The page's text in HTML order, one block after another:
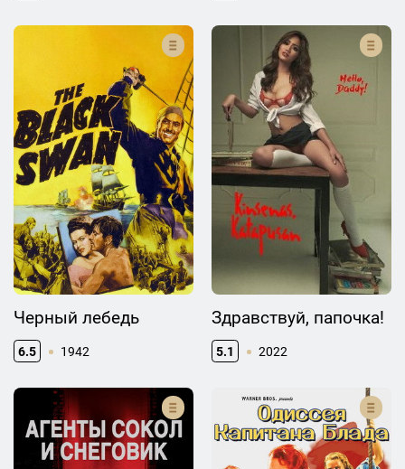
Черный лебедь
6.5 1942
Здравствуй, папочка!
5.1 2022